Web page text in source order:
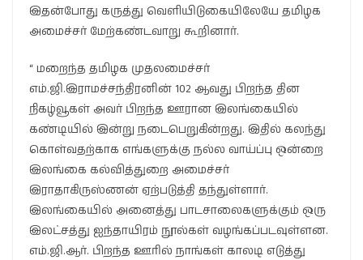
இதன்போது கருத்து வெளியிடுகையிலேயே தமிழக
அமைச்சர் மேற்கண்டவாறு கூறினார்.
“ மறைந்த தமிழக முதலமைச்சர்
எம்.ஜி.இராமச்சந்திரனின் 102 ஆவது பிறந்த தின
நிகழ்வூகள் அவர் பிறந்த ஊரான இலங்கையில்
கண்டியில் இன்று நடைபெறுகின்றது. இதில் கலந்து
கொள்வதற்காக எங்களுக்கு நல்ல வாய்ப்பு ஒன்றை
இலங்கை கல்வித்துறை அமைச்சர்
இராதாகிருஸ்ணன் ஏற்படுத்தி தந்துள்ளார்.
இலங்கையில் அனைத்து பாடசாலைகளுக்கும் ஒரு
இலட்சத்து ஐந்தாயிரம் நூல்கள் வழங்கப்படவுள்ளன.
எம்.ஜி.ஆர். பிறந்த ஊரில் நாங்கள் காலடி எடுத்து